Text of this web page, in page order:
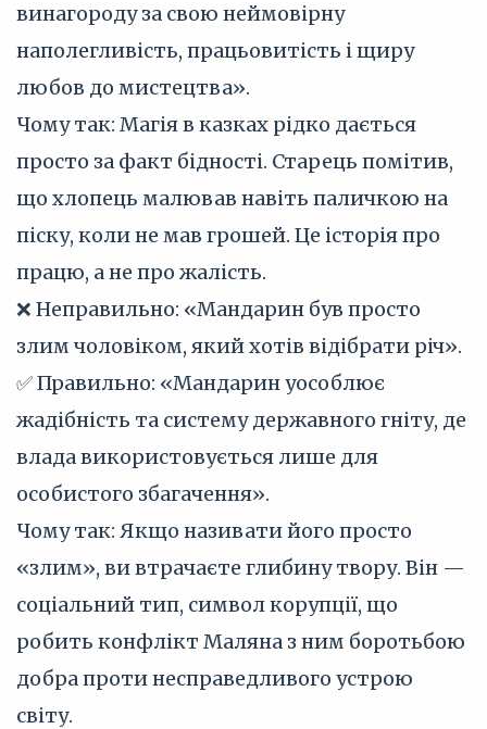
винагороду за свою неймовірну
наполегливість, працьовитість і щиру
любов до мистецтва».
Чому так: Магія в казках рідко дається
просто за факт бідності. Старець помітив,
що хлопець малював навіть паличкою на
піску, коли не мав грошей. Це історія про
працю, а не про жалість.
❌ Неправильно: «Мандарин був просто
злим чоловіком, який хотів відібрати річ».
✅ Правильно: «Мандарин уособлює
жадібність та систему державного гніту, де
влада використовується лише для
особистого збагачення».
Чому так: Якщо називати його просто
«злим», ви втрачаєте глибину твору. Він —
соціальний тип, символ корупції, що
робить конфлікт Маляна з ним боротьбою
добра проти несправедливого устрою
світу.